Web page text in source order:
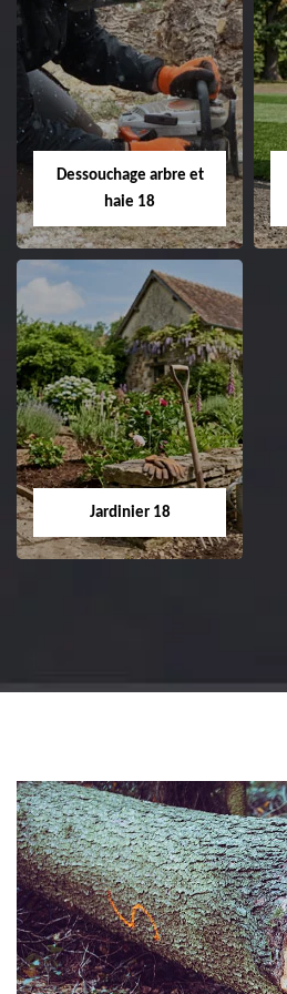
Taille de haie 18
Entreprise taille de haie
18 Cher tel:
02.52.56.49.40
Dessouchage arbre et
haie 18
Dessouchage arbre
et haie 18
Entreprise dessouchage
arbre et haie 18 Cher
Jardinier 18